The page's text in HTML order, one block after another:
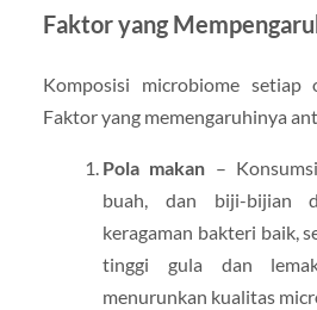
Faktor yang
Komposisi microbiome setiap
Faktor yang memengaruhinya
Pola makan –
buah, dan biji-bijian
keragaman bakteri baik,
tinggi gula dan
menurunkan kualitas